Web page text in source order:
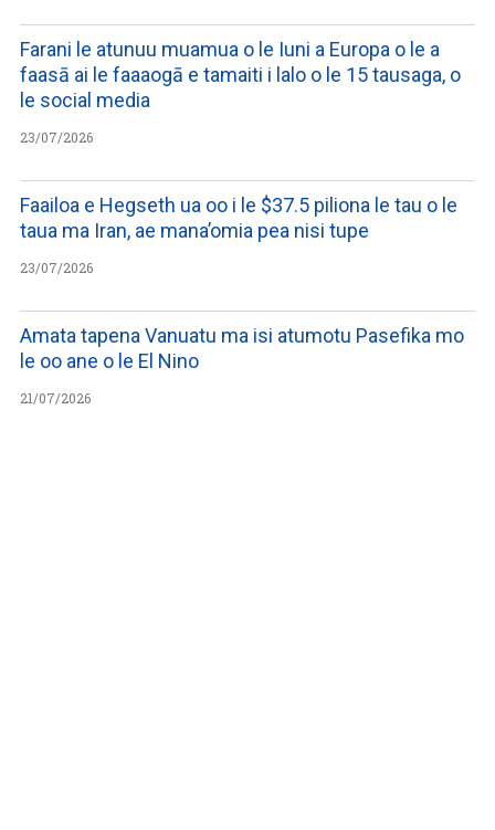
Farani le atunuu muamua o le Iuni a Europa o le a
faasā ai le faaaogā e tamaiti i lalo o le 15 tausaga, o
le social media
23/07/2026
Faailoa e Hegseth ua oo i le $37.5 piliona le tau o le
taua ma Iran, ae mana’omia pea nisi tupe
23/07/2026
Amata tapena Vanuatu ma isi atumotu Pasefika mo
le oo ane o le El Nino
21/07/2026